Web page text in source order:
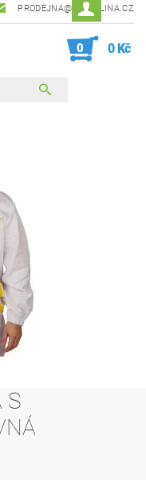
PRODEJNA@ZEVCELINA.CZ
0 0 Kč
S